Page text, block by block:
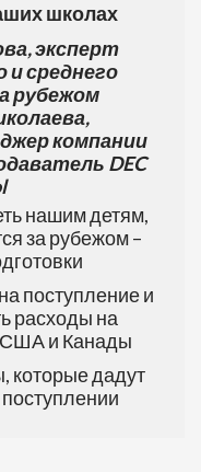
школах
эксперт
среднего
рубежом
компании
DEC
нашим детям,
за рубежом –
поступление и
расходы на
США и Канады
которые дадут